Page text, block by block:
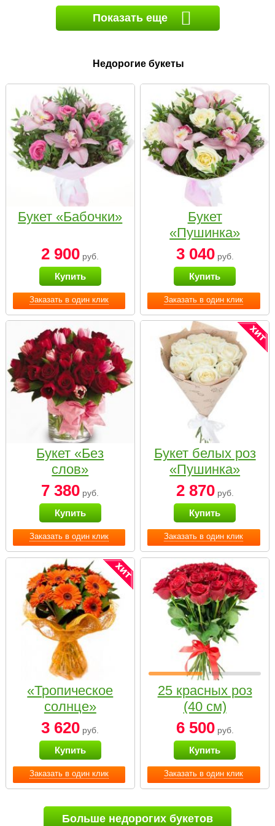
Показать еще
Недорогие букеты
Заказать в один клик
Букет «Бабочки»
2 900 руб.
Купить
Заказать в один клик
Букет
«Пушинка»
3 040руб.
Купить
Заказать в один клик
Букет «Без
слов»
7 380 руб.
Купить
Заказать в один клик
Букет белых роз
«Пушинка»
2 870руб.
Купить
Заказать в один клик
«Тропическое
солнце»
3 620 руб.
Купить
Заказать в один клик
25 красных роз
(40 см)
6 500руб.
Купить
Больше недорогих букетов